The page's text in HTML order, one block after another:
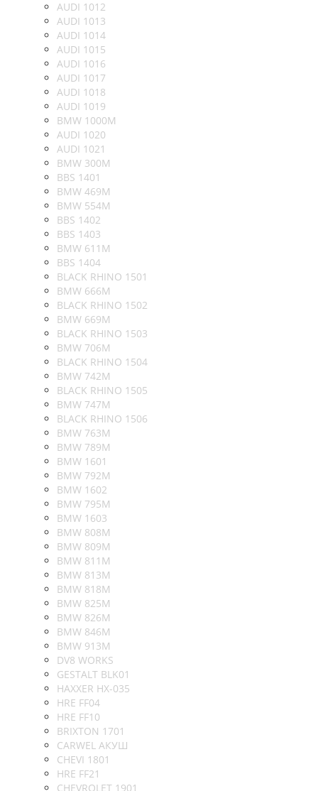
AUDI 1012
AUDI 1013
AUDI 1014
AUDI 1015
AUDI 1016
AUDI 1017
AUDI 1018
AUDI 1019
BMW 1000M
AUDI 1020
AUDI 1021
BMW 300M
BBS 1401
BMW 469M
BMW 554M
BBS 1402
BBS 1403
BMW 611M
BBS 1404
BLACK RHINO 1501
BMW 666M
BLACK RHINO 1502
BMW 669M
BLACK RHINO 1503
BMW 706M
BLACK RHINO 1504
BMW 742M
BLACK RHINO 1505
BMW 747M
BLACK RHINO 1506
BMW 763M
BMW 789M
BMW 1601
BMW 792M
BMW 1602
BMW 795M
BMW 1603
BMW 808M
BMW 809M
BMW 811M
BMW 813M
BMW 818M
BMW 825M
BMW 826M
BMW 846M
BMW 913M
DV8 WORKS
GESTALT BLK01
HAXXER HX-035
HRE FF04
HRE FF10
BRIXTON 1701
CARWEL АКУШ
CHEVI 1801
HRE FF21
CHEVROLET 1901